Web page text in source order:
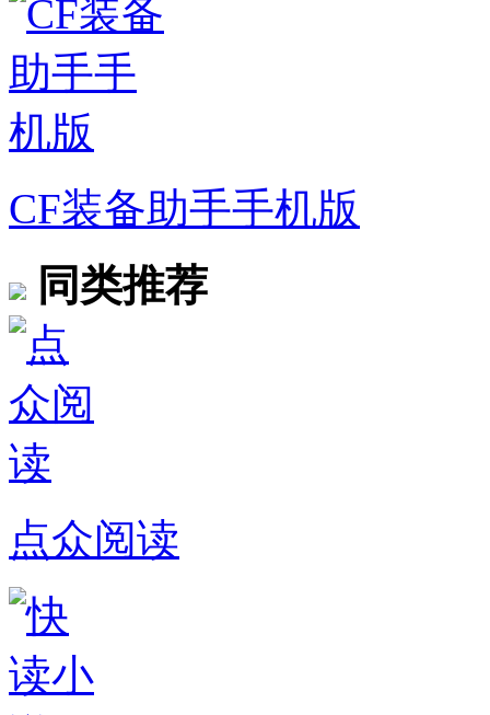
CF装备助手手机版
同类推荐
点众阅读